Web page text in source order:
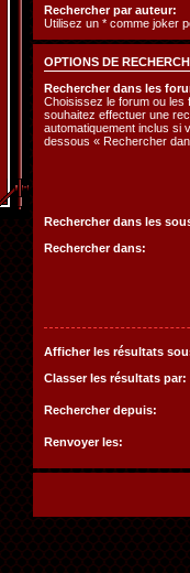
Rechercher par auteur:
Utilisez un * comme joker
OPTIONS DE
Rechercher dans les
Choisissez le forum ou
souhaitez effectuer une
automatiquement inclus si
dessous « Rechercher
Rechercher dans les
Rechercher dans:
Afficher les résultats
Classer les résultats par:
Rechercher depuis:
Renvoyer les: